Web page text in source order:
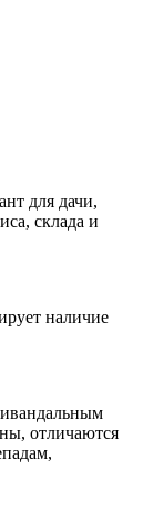
для дачи,
склада и
наличие
отличаются